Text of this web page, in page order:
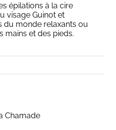
Chamade
épilations à la cire
visage Guinot et
du monde relaxants ou
mains et des pieds.